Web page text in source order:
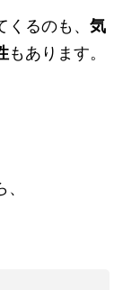
るのも、 気
もあります。